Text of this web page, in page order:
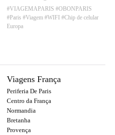
#VIAGEMAPARIS #OBONPARIS
#Paris #Viagem #WIFI #Chip de celular
Europa
Viagens França
Periferia De Paris
Centro da França
Normandia
Bretanha
Provença